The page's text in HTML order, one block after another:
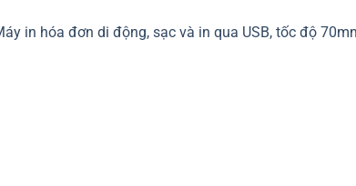
in hóa đơn di động, sạc và in qua USB, tốc độ